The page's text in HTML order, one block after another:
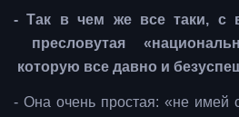
- Так в чем же все таки, с
пресловутая
которую все давно и
- Она очень простая: «не имей